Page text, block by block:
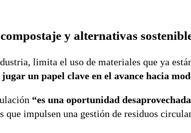
y alternativas
limita el uso de materiales que ya
un papel clave en el avance hacia
“es una oportunidad desaprovechada
que impulsen una gestión de residuos